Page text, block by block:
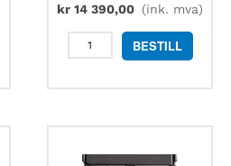
kr 14 390,00 (ink. mva)
Hanna
HI98199
BESTILL